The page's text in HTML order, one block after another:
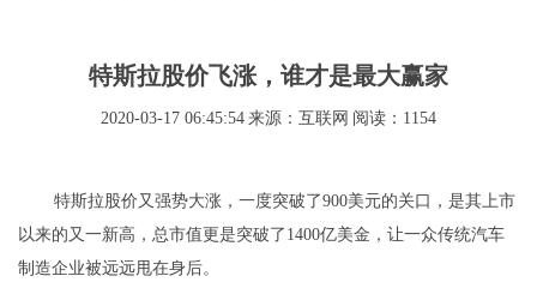
特斯拉股价飞涨，谁才是最大赢家
2020-03-17 06:45:54 来源：互联网 阅读：1154
特斯拉股价又强势大涨，一度突破了900美元的关口，是其上市
以来的又一新高，总市值更是突破了1400亿美金，让一众传统汽车
制造企业被远远甩在身后。